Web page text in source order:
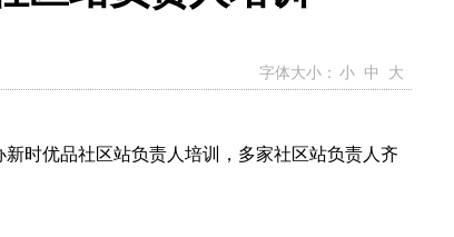
字体大小： 小 中 大
时优品社区站负责人培训，多家社区站负责人齐